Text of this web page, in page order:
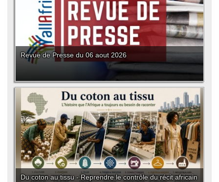
Revue de Presse du 06 aout 2026
Du coton au tissu - Reprendre le contrôle du récit africain